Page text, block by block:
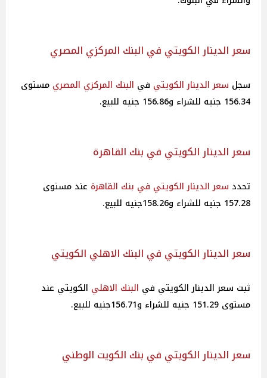
سعر الدينار الكويتي في البنك المركزي المصري
سجل سعر الدينار الكويتي في البنك المركزي المصري مستوى
156.34 جنيه للشراء و156.86 جنيه للبيع.
سعر الدينار الكويتي في بنك القاهرة
تحدد سعر الدينار الكويتي في بنك القاهرة عند مستوى
157.28 جنيه للشراء و158.26جنيه للبيع.
سعر الدينار الكويتي في البنك الاهلي الكويتي
ثبت سعر الدينار الكويتي في البنك الاهلي الكويتي عند
مستوى 151.29 جنيه للشراء و156.71جنيه للبيع.
سعر الدينار الكويتي في بنك الكويت الوطني